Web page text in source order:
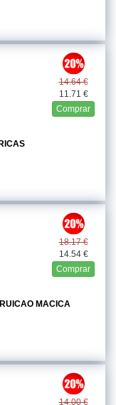
14.64 €
11.71 €
Comprar
18.17 €
14.54 €
Comprar
MACICA
14.00 €